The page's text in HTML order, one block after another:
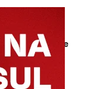
do Brita Bar e